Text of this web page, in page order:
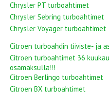
Chrysler PT turboahtimet
Chrysler Sebring turboahtimet
Chrysler Voyager turboahtimet
Citroen turboahdin tiiviste- ja
Citroen turboahtimet 36
osamaksulla!!!
Citroen Berlingo turboahtimet
Citroen BX turboahtimet